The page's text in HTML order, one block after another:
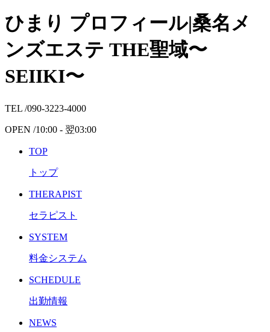
ひまり プロフィール|桑名メ
ンズエステ THE聖域〜
SEIIKI〜
TEL /090-3223-4000
OPEN /10:00 - 翌03:00
TOP
トップ
THERAPIST
セラピスト
SYSTEM
料金システム
SCHEDULE
出勤情報
NEWS